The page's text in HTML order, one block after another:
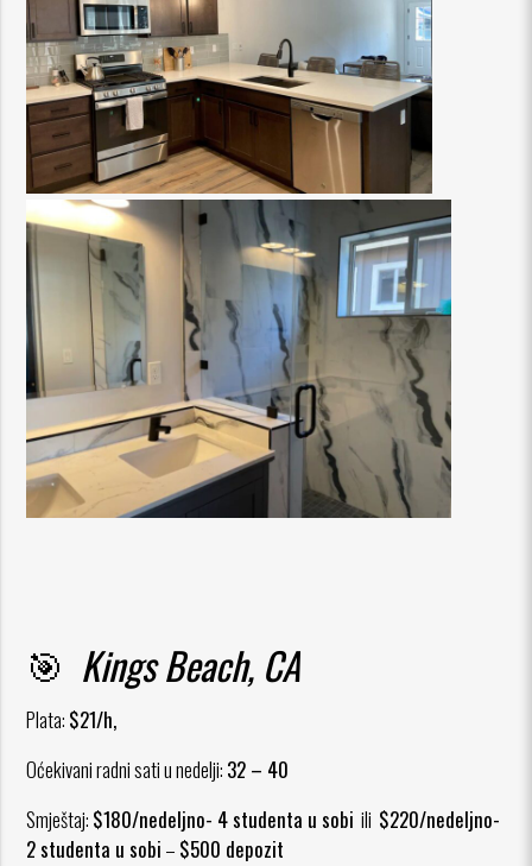
🎯 Kings Beach, CA
Plata: $21/h,
Oćekivani radni sati u nedelji: 32 – 40
Smještaj: $180/nedeljno- 4 studenta u sobi ili $220/nedeljno-
2 studenta u sobi – $500 depozit